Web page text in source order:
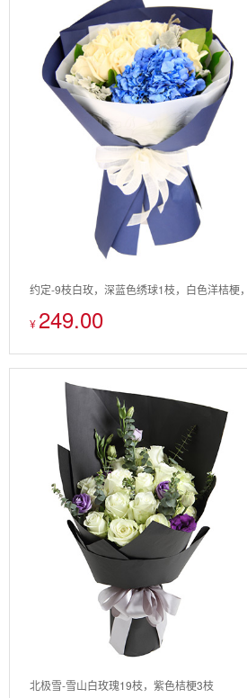
约定-9枝白玫，深蓝色绣球1枝，白色洋桔梗
¥249.00
北极雪-雪山白玫瑰19枝，紫色桔梗3枝